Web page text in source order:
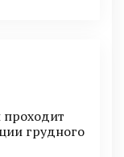
проходит
грудного